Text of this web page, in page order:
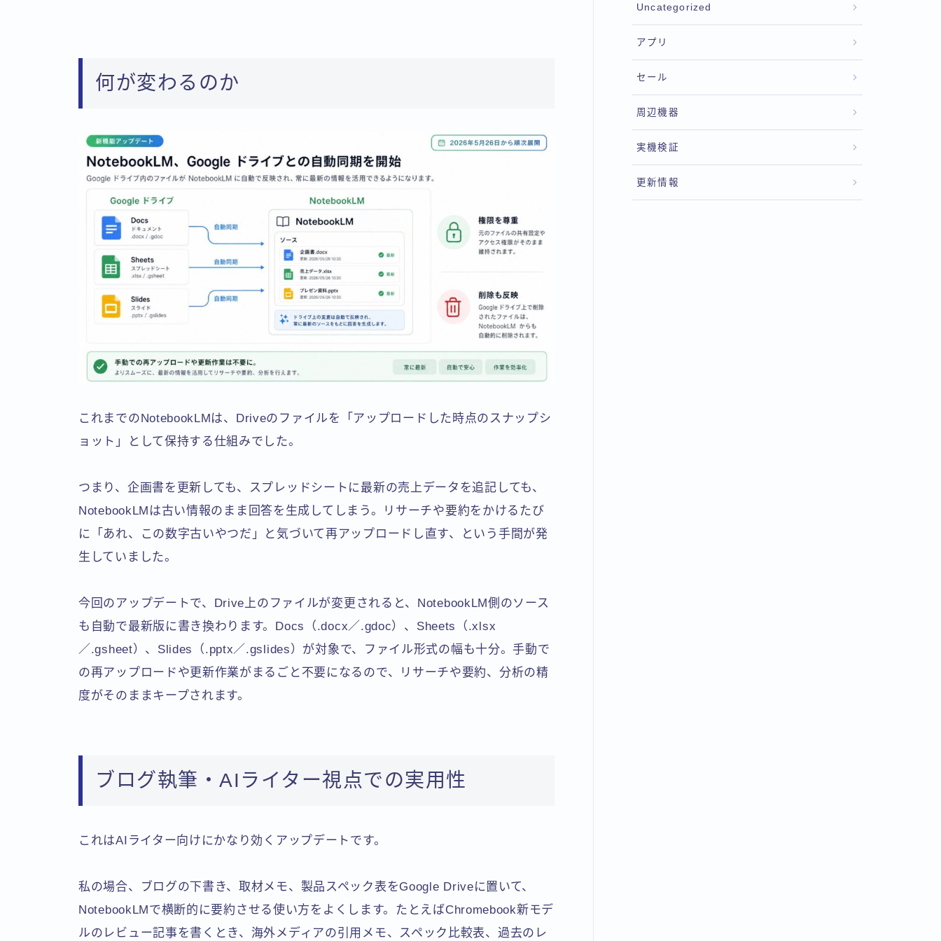
何が変わるのか
これまでのNotebookLMは、Driveのファイルを「アップロードした時点のスナップシ
ョット」として保持する仕組みでした。
つまり、企画書を更新しても、スプレッドシートに最新の売上データを追記しても、
NotebookLMは古い情報のまま回答を生成してしまう。リサーチや要約をかけるたび
に「あれ、この数字古いやつだ」と気づいて再アップロードし直す、という手間が発
生していました。
今回のアップデートで、Drive上のファイルが変更されると、NotebookLM側のソース
も自動で最新版に書き換わります。Docs（.docx／.gdoc）、Sheets（.xlsx
／.gsheet）、Slides（.pptx／.gslides）が対象で、ファイル形式の幅も十分。手動で
の再アップロードや更新作業がまるごと不要になるので、リサーチや要約、分析の精
度がそのままキープされます。
ブログ執筆・AIライター視点での実用性
これはAIライター向けにかなり効くアップデートです。
私の場合、ブログの下書き、取材メモ、製品スペック表をGoogle Driveに置いて、
NotebookLMで横断的に要約させる使い方をよくします。たとえばChromebook新モデ
ルのレビュー記事を書くとき、海外メディアの引用メモ、スペック比較表、過去のレ
Uncategorized
アプリ
セール
周辺機器
実機検証
更新情報